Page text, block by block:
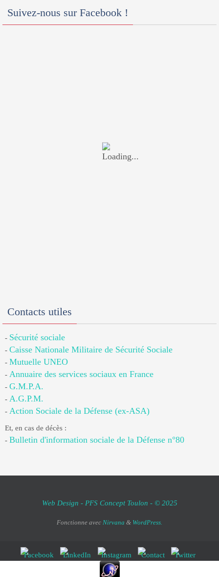
Suivez-nous sur Facebook !
Contacts utiles
- Sécurité sociale
- Caisse Nationale Militaire de Sécurité Sociale
- Mutuelle UNEO
- Annuaire des services sociaux en France
- G.M.P.A.
- A.G.P.M.
- Action Sociale de la Défense (ex-ASA)
Et, en cas de décès :
- Bulletin d'information sociale de la Défense n°80
Web Design - PFS Concept Toulon - © 2025
Fonctionne avec Nirvana & WordPress.